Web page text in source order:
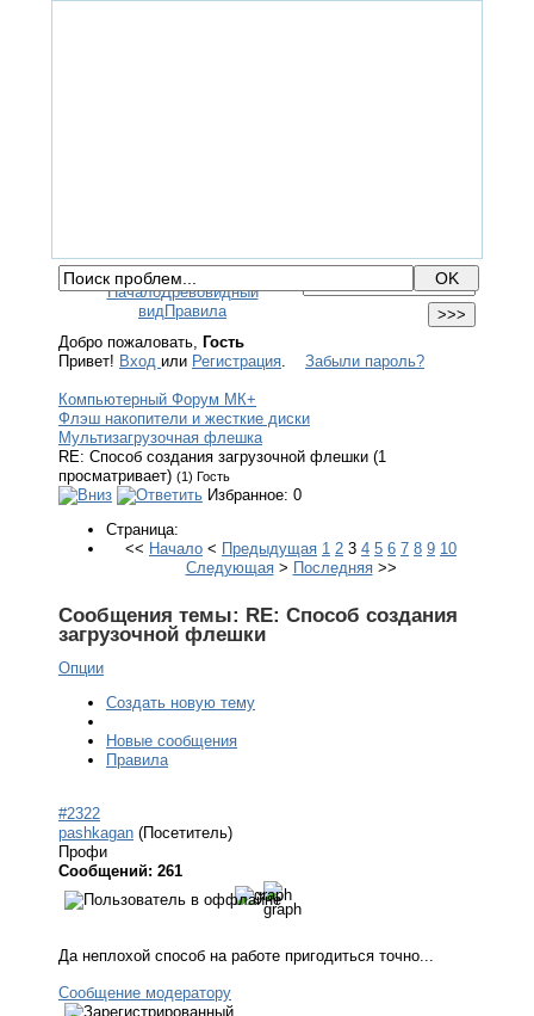
НачалоДревовидный
видПравила
Добро пожаловать, Гость
Привет! Вход или Регистрация. Забыли пароль?
Компьютерный Форум МК+
Флэш накопители и жесткие диски
Мультизагрузочная флешка
RE: Способ создания загрузочной флешки (1
просматривает) (1) Гость
Избранное: 0
Страница:
<< Начало < Предыдущая 1 2 3 4 5 6 7 8 9 10
Следующая> Последняя>>
Сообщения темы: RE: Способ создания
загрузочной флешки
Опции
Создать новую тему
Новые сообщения
Правила
#2322
pashkagan (Посетитель)
Профи
Сообщений: 261
Да неплохой способ на работе пригодиться точно...
Сообщение модератору